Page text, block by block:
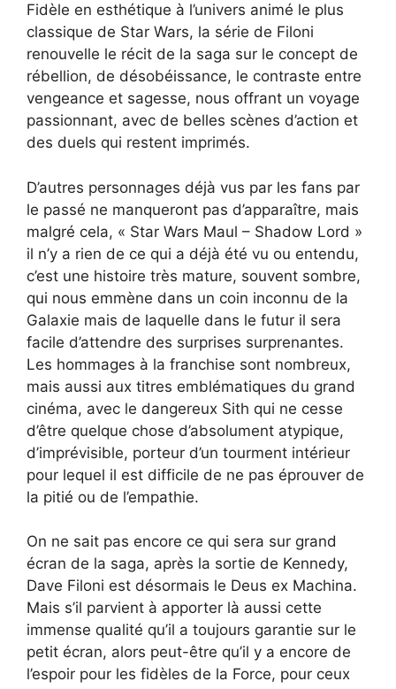
Fidèle en esthétique à l’univers animé le plus
classique de Star Wars, la série de Filoni
renouvelle le récit de la saga sur le concept de
rébellion, de désobéissance, le contraste entre
vengeance et sagesse, nous offrant un voyage
passionnant, avec de belles scènes d’action et
des duels qui restent imprimés.
D’autres personnages déjà vus par les fans par
le passé ne manqueront pas d’apparaître, mais
malgré cela, « Star Wars Maul – Shadow Lord »
il n’y a rien de ce qui a déjà été vu ou entendu,
c’est une histoire très mature, souvent sombre,
qui nous emmène dans un coin inconnu de la
Galaxie mais de laquelle dans le futur il sera
facile d’attendre des surprises surprenantes.
Les hommages à la franchise sont nombreux,
mais aussi aux titres emblématiques du grand
cinéma, avec le dangereux Sith qui ne cesse
d’être quelque chose d’absolument atypique,
d’imprévisible, porteur d’un tourment intérieur
pour lequel il est difficile de ne pas éprouver de
la pitié ou de l’empathie.
On ne sait pas encore ce qui sera sur grand
écran de la saga, après la sortie de Kennedy,
Dave Filoni est désormais le Deus ex Machina.
Mais s’il parvient à apporter là aussi cette
immense qualité qu’il a toujours garantie sur le
petit écran, alors peut-être qu’il y a encore de
l’espoir pour les fidèles de la Force, pour ceux